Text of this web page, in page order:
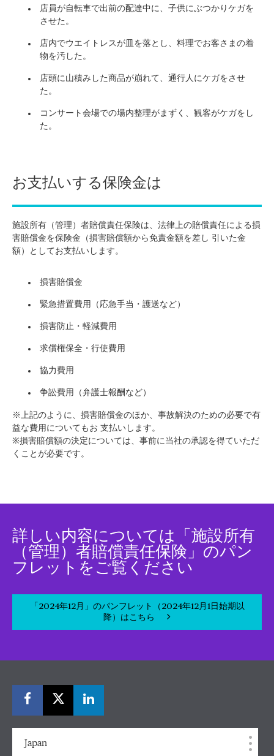
店員が自転車で出前の配達中に、子供にぶつかりケガを
させた。
店内でウエイトレスが皿を落とし、料理でお客さまの着
物を汚した。
店頭に山積みした商品が崩れて、通行人にケガをさせ
た。
コンサート会場での場内整理がまずく、観客がケガをし
た。
お支払いする保険金は
施設所有（管理）者賠償責任保険は、法律上の賠償責任による損
害賠償金を保険金（損害賠償額から免責金額を差し 引いた金
額）としてお支払いします。
損害賠償金
緊急措置費用（応急手当・護送など）
損害防止・軽減費用
求償権保全・行使費用
協力費用
争訟費用（弁護士報酬など）
※上記のように、損害賠償金のほか、事故解決のための必要で有
益な費用についてもお 支払いします。
※損害賠償額の決定については、事前に当社の承認を得ていただ
くことが必要です。
詳しい内容については「施設所有
（管理）者賠償責任保険」のパン
フレットをご覧ください
「2024年12月」のパンフレット（2024年12月1日始期以
降）はこちら
Japan